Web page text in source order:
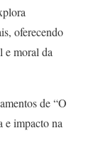
oferecendo
e moral da
de “O
e impacto na